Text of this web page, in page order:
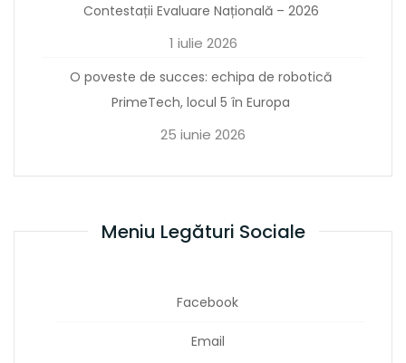
Contestații Evaluare Națională – 2026
1 iulie 2026
O poveste de succes: echipa de robotică
PrimeTech, locul 5 în Europa
25 iunie 2026
Meniu Legături Sociale
Facebook
Email